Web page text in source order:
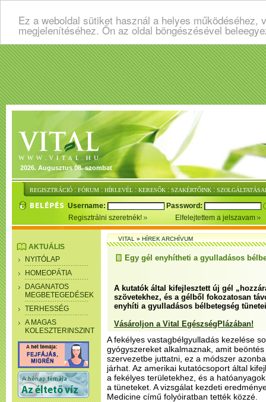
Ez a weboldal sütiket használ a helyes
megjelenítéséhez. Ön az oldal böngészésével
2026. Augusztus 08. szombat
REGISZTRÁCIÓ : FÓRUM : HÍRLEVÉL : KERESŐK : SZAKÉRTŐINK :
Username:
Password:
Regisztrálni szeretnék!
Elfelejtettem a jelszavam
AKTUÁLIS
NYITÓLAP
HOMEOPÁTIA
DAGANATOS
MEGBETEGEDÉSEK
TERHESSÉG
A MAGAS
KOLESZTERINSZINT
VITAL»HÍREK ARCHÍVUM
Egy gél enyhítheti a gyulladásos
A kutatók által kifejlesztett új gél
szövetekhez, és a gélből fokozatosan
enyhíti a gyulladásos bélbetegség
Vásároljon a Vital EgészségPlázában!
A fekélyes vastagbélgyulladás kezelése
gyógyszereket alkalmaznak, amit
szervezetbe juttatni, ez a módszer
járhat. Az amerikai kutatócsoport által
a fekélyes területekhez, és a
a tüneteket. A vizsgálat kezdeti
Medicine című folyóiratban tették közzé.